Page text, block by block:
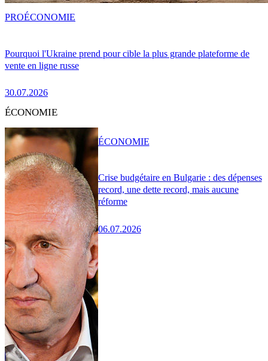
Pourquoi l'Ukraine prend pour cible la plus grande plateforme de
vente en ligne russe
30.07.2026
PROÉCONOMIE
ÉCONOMIE
Crise budgétaire en Bulgarie : des dépenses
record, une dette record, mais aucune
réforme
06.07.2026
ÉCONOMIE